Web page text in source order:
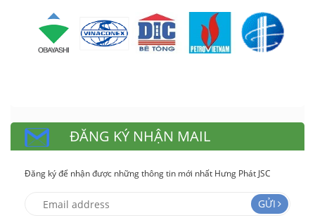
ĐĂNG KÝ NHẬN MAIL
Đăng ký để nhận được những thông tin mới nhất Hưng Phát JSC
GỬI